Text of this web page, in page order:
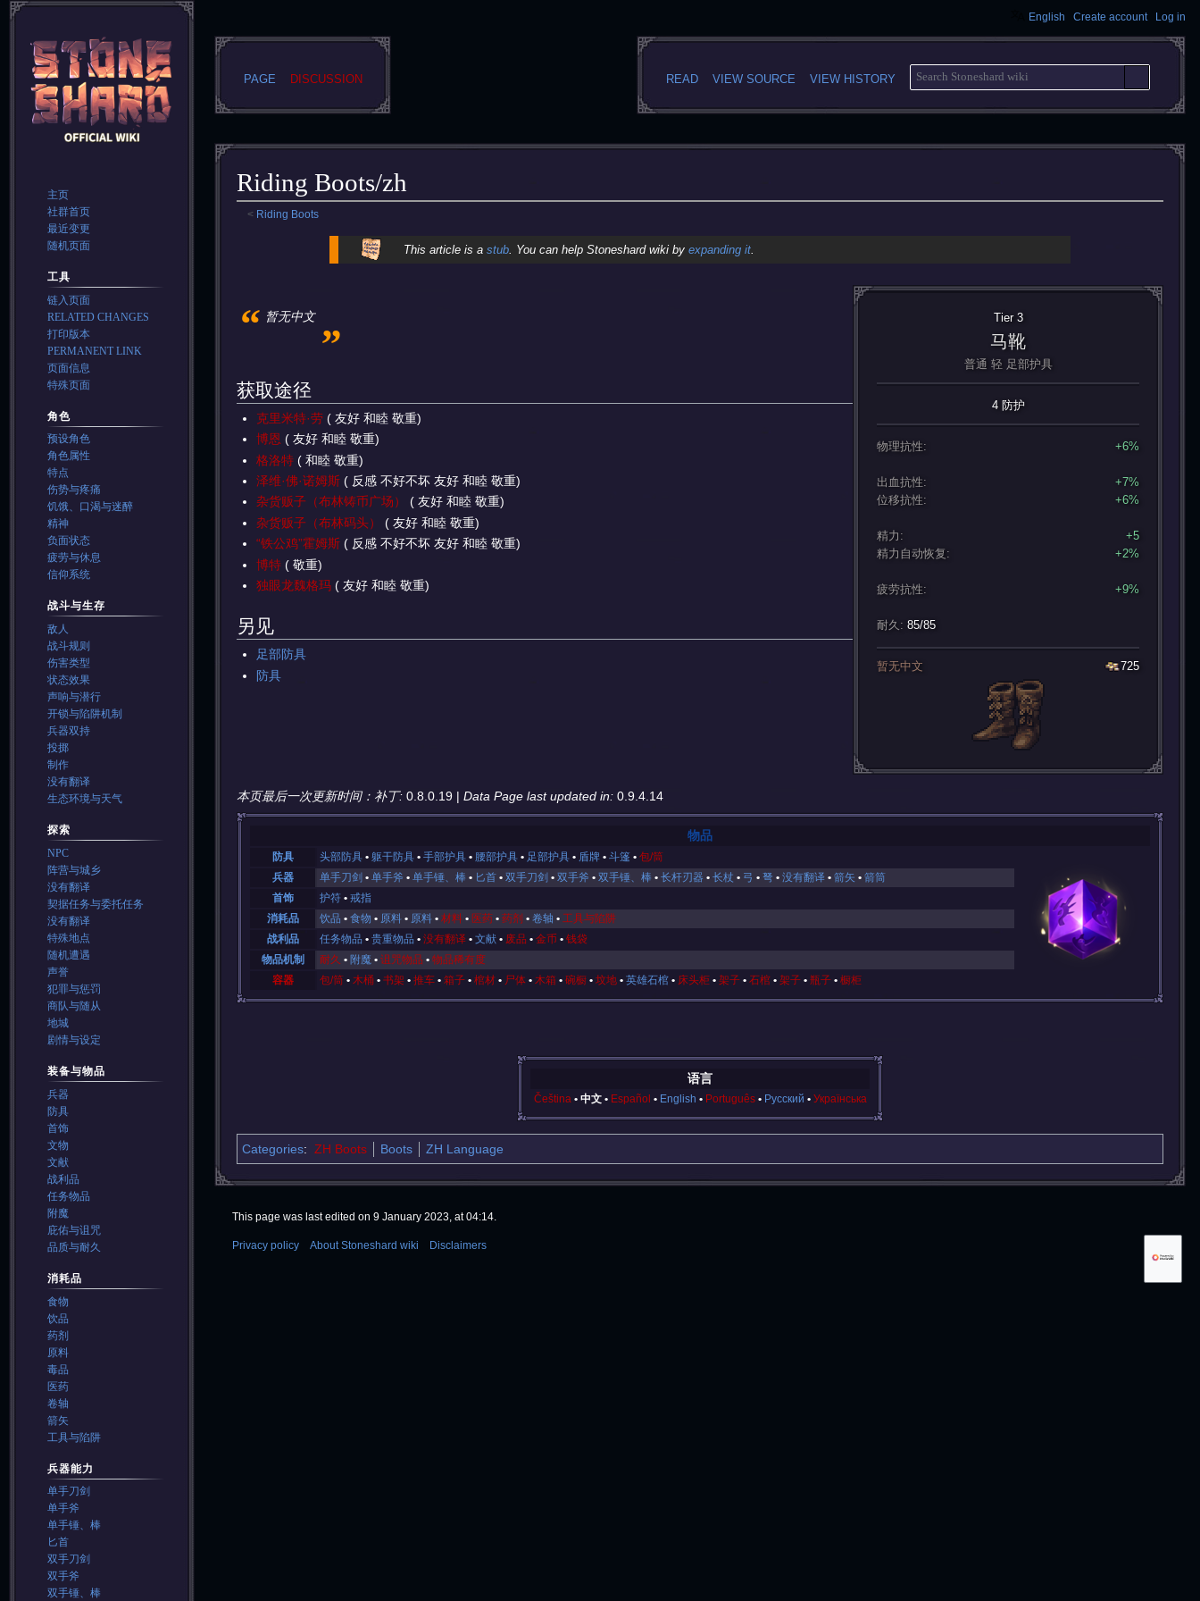
Riding Boots/zh
< Riding Boots
This article is a stub. You can help Stoneshard wiki by expanding it.
Tier 3
马靴
普通 轻 足部护具
4 防护
物理抗性: +6%
出血抗性:
+7%
位移抗性:
+6%
精力:
+5
精力自动恢复:
+2%
疲劳抗性: +9%
耐久: 85/85
暂无中文 725
“ 暂无中文 „
获取途径
克里米特·劳 ( 友好 和睦 敬重)
博恩 ( 友好 和睦 敬重)
格洛特 ( 和睦 敬重)
泽维·佛·诺姆斯 ( 反感 不好不坏 友好 和睦 敬重)
杂货贩子（布林铸币广场）
( 友好 和睦 敬重)
杂货贩子（布林码头）
( 友好 和睦 敬重)
“铁公鸡”霍姆斯 ( 反感 不好不坏 友好 和睦 敬重)
博特 ( 敬重)
独眼龙魏格玛 ( 友好 和睦 敬重)
另见
足部防具
防具
本页最后一次更新时间：补丁: 0.8.0.19 | Data Page last updated in: 0.9.4.14
物品
防具 头部防具 躯干防具 手部护具 腰部护具 足部护具 盾牌 斗篷
包/筒
兵器
单手刀剑 单手斧 单手锤、棒 匕首 双手刀剑 双手斧 双手锤、棒 长杆刃器 长杖 弓 弩 没有翻译 箭矢
箭筒
首饰
护符
戒指
消耗品
饮品 食物 原料 原料 材料 医药 药剂 卷轴
工具与陷阱
战利品
任务物品 贵重物品 没有翻译 文献 废品 金币
钱袋
物品机制
耐久 附魔 诅咒物品
物品稀有度
容器
包/筒 木桶 书架 推车 箱子 棺材 尸体 木箱 碗橱 坟地 英雄石棺 床头柜 架子 石棺 架子 瓶子 橱柜
语言
Čeština 中文 Español English Português Русский Українська
Categories: ZH Boots Boots ZH Language
English Create account Log in
PAGE DISCUSSION READ VIEW SOURCE VIEW HISTORY
S
E
A
C
主页
社群首页
最近变更
随机页面
工具
链入页面
RELATED CHANGES
打印版本
PERMANENT LINK
页面信息
特殊页面
角色
预设角色
角色属性
特点
伤势与疼痛
饥饿、口渴与迷醉
精神
负面状态
疲劳与休息
信仰系统
战斗与生存
敌人
战斗规则
伤害类型
状态效果
声响与潜行
开锁与陷阱机制
兵器双持
投掷
制作
没有翻译
生态环境与天气
探索
NPC
阵营与城乡
没有翻译
契据任务与委托任务
没有翻译
特殊地点
随机遭遇
声誉
犯罪与惩罚
商队与随从
地城
剧情与设定
装备与物品
兵器
防具
首饰
文物
文献
战利品
任务物品
附魔
庇佑与诅咒
品质与耐久
消耗品
食物
饮品
药剂
原料
毒品
医药
卷轴
箭矢
工具与陷阱
兵器能力
单手刀剑
单手斧
单手锤、棒
匕首
双手刀剑
双手斧
双手锤、棒
This page was last edited on 9 January 2023, at 04:14.
Privacy policy About Stoneshard wiki Disclaimers